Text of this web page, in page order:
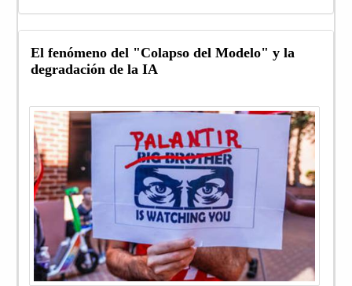
El fenómeno del "Colapso del Modelo" y la
degradación de la IA